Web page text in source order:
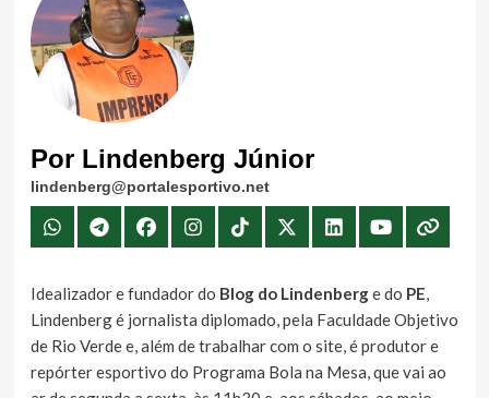
Por Lindenberg Júnior
lindenberg@portalesportivo.net
Idealizador e fundador do Blog do Lindenberge do PE,
Lindenberg é jornalista diplomado, pela Faculdade Objetivo
de Rio Verde e, além de trabalhar com o site, é produtor e
repórter esportivo do Programa Bola na Mesa, que vai ao